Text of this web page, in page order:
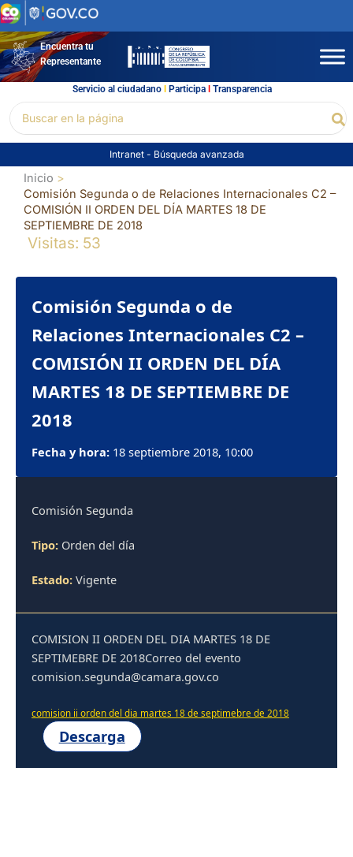
Ir
al
contenidoEncuentra tu
Representante
Servicio al ciudadano l Participal Transparencia
por:
Intranet - Búsqueda avanzada
Inicio
Comisión Segunda o de Relaciones Internacionales C2 –
COMISIÓN II ORDEN DEL DÍA MARTES 18 DE
SEPTIEMBRE DE 2018
Visitas: 53
Comisión Segunda o de
Relaciones Internacionales C2 –
COMISIÓN II ORDEN DEL DÍA
MARTES 18 DE SEPTIEMBRE DE
2018
Fecha y hora: 18 septiembre 2018, 10:00
Comisión Segunda
Tipo: Orden del día
Estado: Vigente
COMISION II ORDEN DEL DIA MARTES 18 DE
SEPTIMEBRE DE 2018Correo del evento
comision.segunda@camara.gov.co
comision ii orden del dia martes 18 de septimebre de 2018
Descarga